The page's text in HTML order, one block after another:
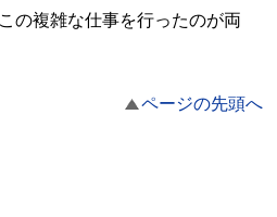
の複雑な仕事を行ったのが両
ページの先頭へ